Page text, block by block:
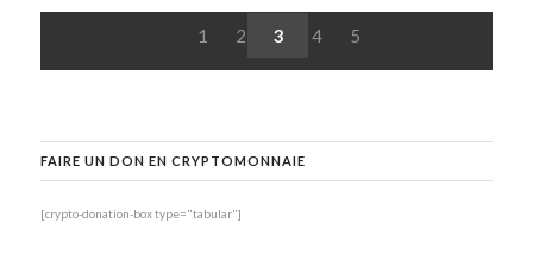
1 2 3 4 5
FAIRE UN DON EN CRYPTOMONNAIE
[crypto-donation-box type="tabular"]